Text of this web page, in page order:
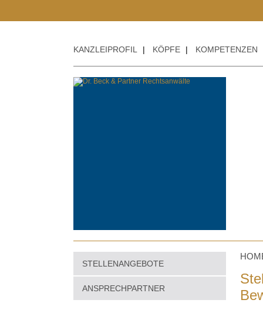
KANZLEIPROFIL | KÖPFE | KOMPETENZEN
STELLENANGEBOTE
ANSPRECHPARTNER